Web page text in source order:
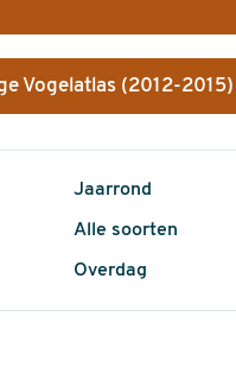
Vogelatlas (2012-2015)
Jaarrond
Alle soorten
Overdag